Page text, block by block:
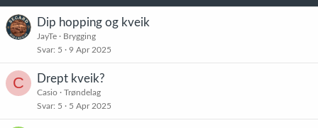
Dip hopping og kveik
JayTe
Brygging
Svar 5 9 Apr 2025
C Drept kveik?
Casio
Trøndelag
Svar 5 5 Apr 2025